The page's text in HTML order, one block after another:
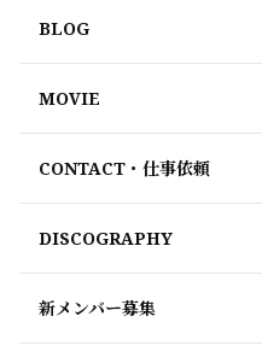
BLOG
MOVIE
CONTACT・仕事依頼
DISCOGRAPHY
新メンバー募集